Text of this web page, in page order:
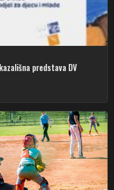
predstava DV